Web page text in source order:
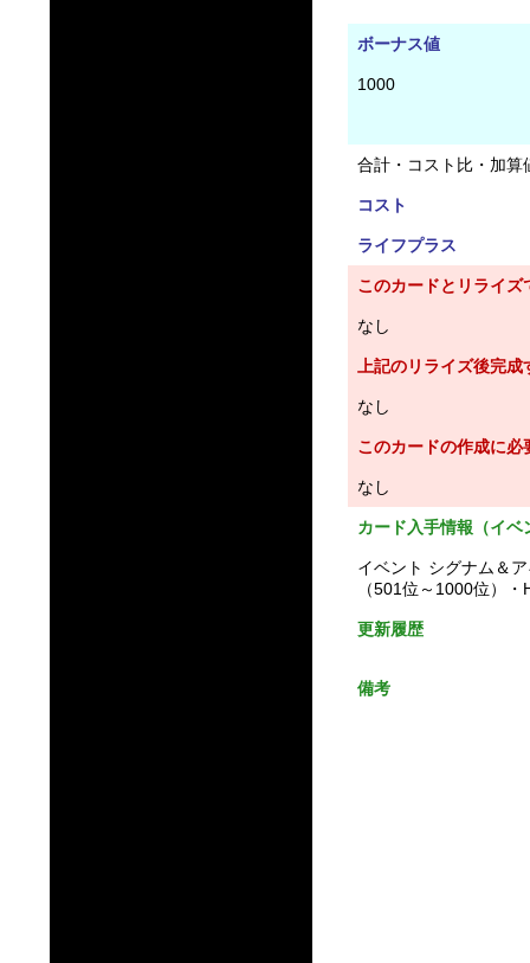
ボーナス値
1000
合計・コスト比・加算
コスト
ライフプラス
このカードとリライズ
なし
上記のリライズ後完
なし
このカードの作成に必
なし
カード入手情報（イ
イベント シグナム＆
（501位～1000位）
更新履歴
備考